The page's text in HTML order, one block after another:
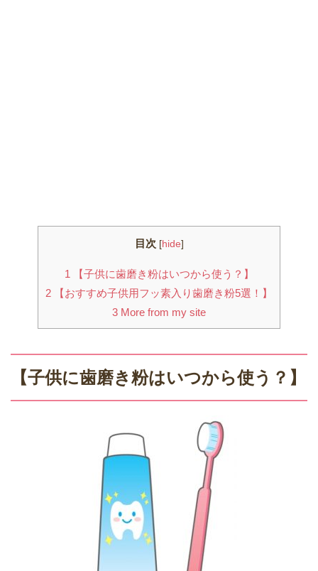
目次 [hide]
1 【子供に歯磨き粉はいつから使う？】
2 【おすすめ子供用フッ素入り歯磨き粉5選！】
3 More from my site
【子供に歯磨き粉はいつから使う？】